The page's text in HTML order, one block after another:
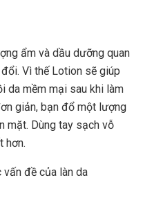
ẩm và dầu dưỡng quan
Vì thế Lotion sẽ giúp
da mềm mại sau khi làm
giản, bạn đổ một lượng
mặt. Dùng tay sạch vỗ
hơn.
đề của làn da